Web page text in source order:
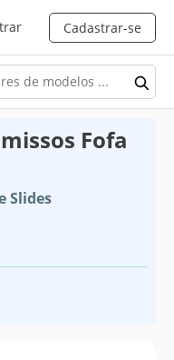
Cadastrar-se
Fofa
Slides